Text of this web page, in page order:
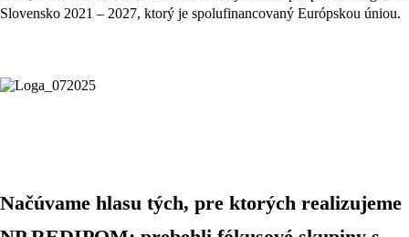
Slovensko 2021 – 2027, ktorý je spolufinancovaný Európskou úniou.
Načúvame hlasu tých, pre ktorých realizujeme